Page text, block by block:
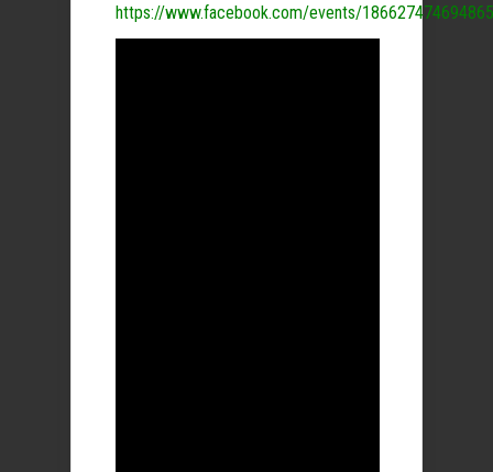
https://www.facebook.com/events/